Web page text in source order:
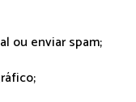
ou enviar spam;